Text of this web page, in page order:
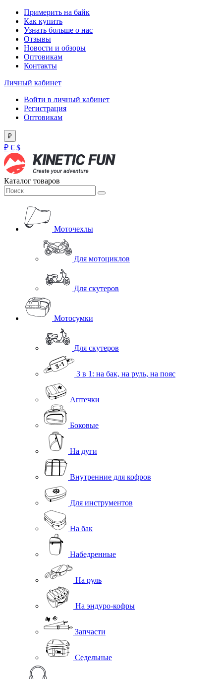
Примерить на байк
Как купить
Узнать больше о нас
Отзывы
Новости и обзоры
Оптовикам
Контакты
Личный кабинет
Войти в личный кабинет
Регистрация
Оптовикам
₽
₽ € $
Каталог товаров
Моточехлы
Для мотоциклов
Для скутеров
Мотосумки
Для скутеров
3 в 1: на бак, на руль, на пояс
Аптечки
Боковые
На дуги
Внутренние для кофров
Для инструментов
На бак
Набедренные
На руль
На эндуро-кофры
Запчасти
Седельные